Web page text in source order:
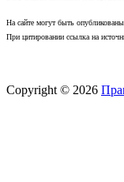
На сайте могут быть
При цитировании ссылка на
Copyright © 2026